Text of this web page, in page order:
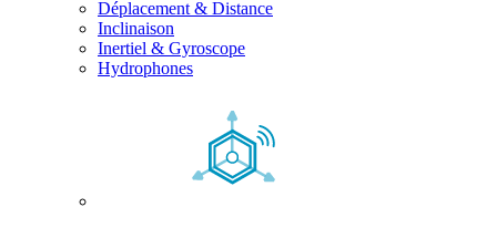
Déplacement & Distance
Inclinaison
Inertiel & Gyroscope
Hydrophones